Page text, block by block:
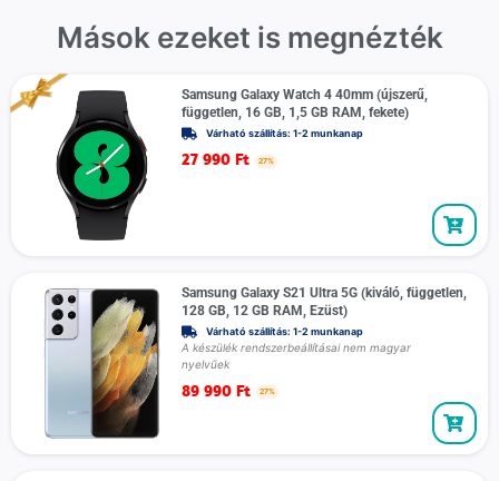
Mások ezeket is megnézték
Samsung Galaxy Watch 4 40mm (újszerű,
független, 16 GB, 1,5 GB RAM, fekete)
Várható szállítás: 1-2 munkanap
27 990 Ft 27%
Samsung Galaxy S21 Ultra 5G (kiváló, független,
128 GB, 12 GB RAM, Ezüst)
Várható szállítás: 1-2 munkanap
A készülék rendszerbeállításai nem magyar
nyelvűek
89 990 Ft 27%